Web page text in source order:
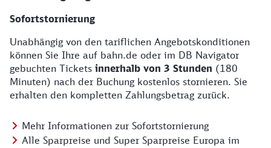
Sofortstornierung
Unabhängig von den tariflichen Angebotskonditionen
können Sie Ihre auf bahn.de oder im DB Navigator
gebuchten Tickets innerhalb von 3 Stunden (180
Minuten) nach der Buchung kostenlos stornieren. Sie
erhalten den kompletten Zahlungsbetrag zurück.
Mehr Informationen zur Sofortstornierung
Alle Sparpreise und Super Sparpreise Europa im